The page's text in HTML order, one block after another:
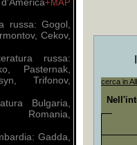
+MAP
russa: Gogol,
Cekov,
russa:
Pasternak,
Trifonov,
Bulgaria,
Gadda,
cerca in